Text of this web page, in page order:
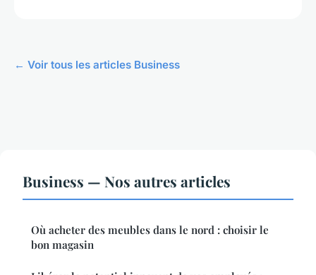
← Voir tous les articles Business
Business — Nos autres articles
Où acheter des meubles dans le nord : choisir le
bon magasin